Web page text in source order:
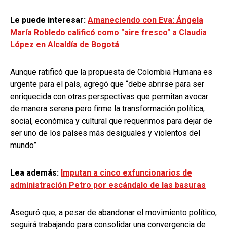
Le puede interesar: Amaneciendo con Eva: Ángela
María Robledo calificó como "aire fresco" a Claudia
López en Alcaldía de Bogotá
Aunque ratificó que la propuesta de Colombia Humana es
urgente para el país, agregó que “debe abrirse para ser
enriquecida con otras perspectivas que permitan avocar
de manera serena pero firme la transformación política,
social, económica y cultural que requerimos para dejar de
ser uno de los países más desiguales y violentos del
mundo”.
Lea además: Imputan a cinco exfuncionarios de
administración Petro por escándalo de las basuras
Aseguró que, a pesar de abandonar el movimiento político,
seguirá trabajando para consolidar una convergencia de